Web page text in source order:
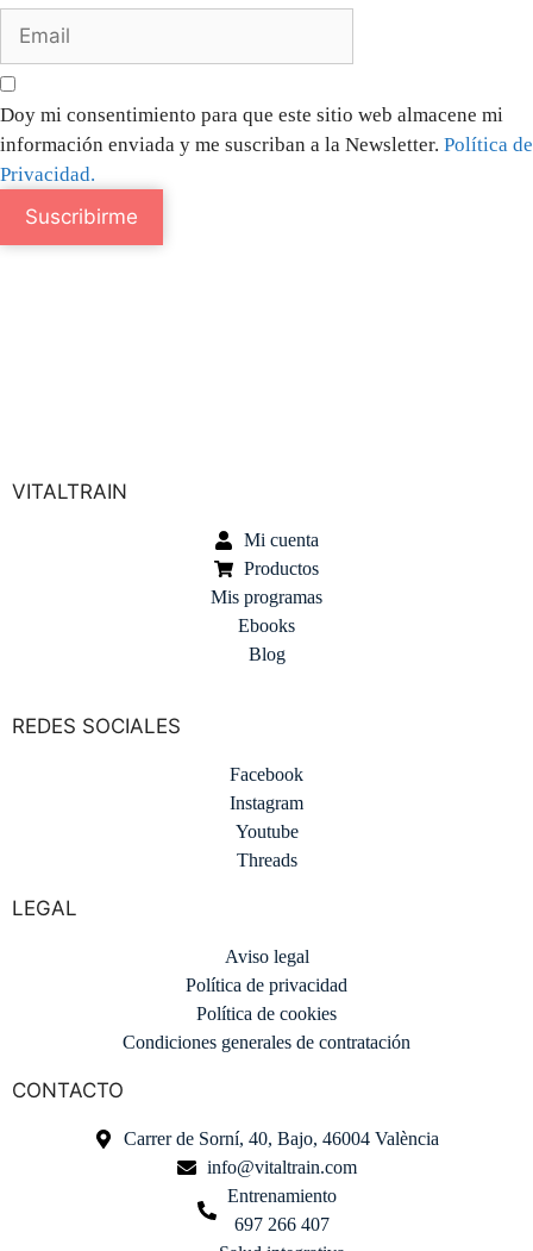
Doy mi consentimiento para que este sitio web almacene mi
información enviada y me suscriban a la Newsletter. Política de
Privacidad.
Suscribirme
VITALTRAIN
Mi cuenta
Productos
Mis programas
Ebooks
Blog
REDES SOCIALES
Facebook
Instagram
Youtube
Threads
LEGAL
Aviso legal
Política de privacidad
Política de cookies
Condiciones generales de contratación
CONTACTO
Carrer de Sorní, 40, Bajo, 46004 València
info@vitaltrain.com
Entrenamiento
697 266 407